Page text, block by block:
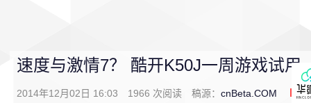
速度与激情7？ 酷开K50J一周游戏试用
2014年12月02日 16:03 1966 次阅读 稿源： cnBeta.COM 0